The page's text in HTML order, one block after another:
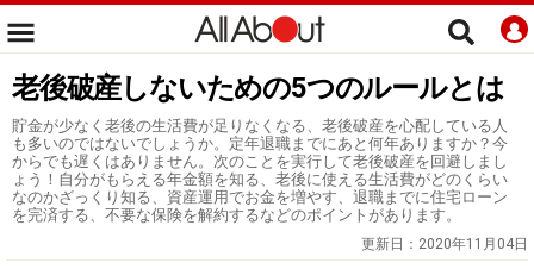
老後破産しないための5つのルールとは
貯金が少なく老後の生活費が足りなくなる、老後破産を心配している人
も多いのではないでしょうか。定年退職までにあと何年ありますか？今
からでも遅くはありません。次のことを実行して老後破産を回避しまし
ょう！自分がもらえる年金額を知る、老後に使える生活費がどのくらい
なのかざっくり知る、資産運用でお金を増やす、退職までに住宅ローン
を完済する、不要な保険を解約するなどのポイントがあります。
更新日： 2020年11月04日